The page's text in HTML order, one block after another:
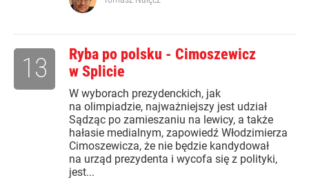
Ryba po polsku - Cimoszewicz
w Splicie
W wyborach prezydenckich, jak
na olimpiadzie, najważniejszy jest udział
Sądząc po zamieszaniu na lewicy, a także
hałasie medialnym, zapowiedź Włodzimierza
Cimoszewicza, że nie będzie kandydował
na urząd prezydenta i wycofa się z polityki,
jest...
13